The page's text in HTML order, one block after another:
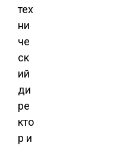
тех
ни
че
ск
ий
ди
ре
кто
р и